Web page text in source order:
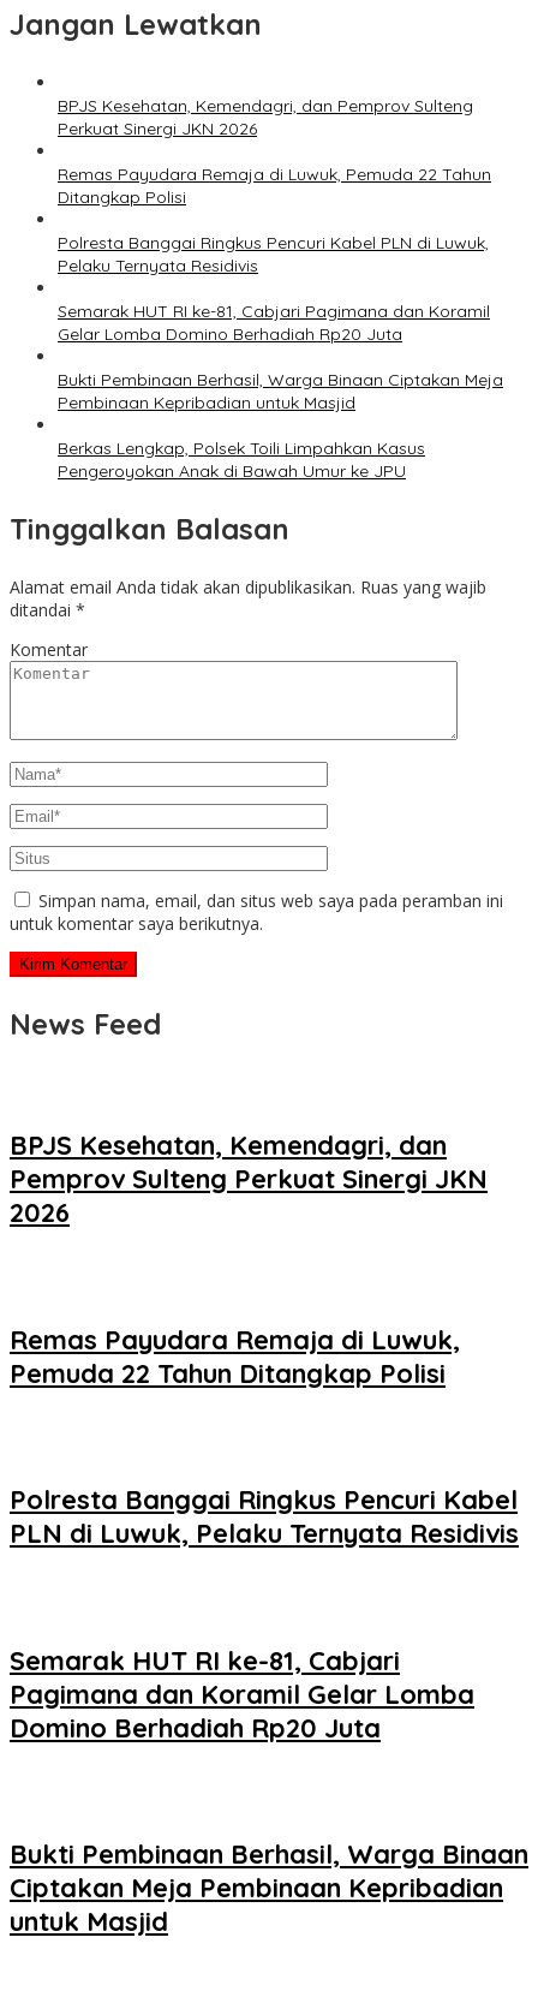
Jangan Lewatkan
BPJS Kesehatan, Kemendagri, dan Pemprov Sulteng
Perkuat Sinergi JKN 2026
Remas Payudara Remaja di Luwuk, Pemuda 22 Tahun
Ditangkap Polisi
Polresta Banggai Ringkus Pencuri Kabel PLN di Luwuk,
Pelaku Ternyata Residivis
Semarak HUT RI ke-81, Cabjari Pagimana dan Koramil
Gelar Lomba Domino Berhadiah Rp20 Juta
Bukti Pembinaan Berhasil, Warga Binaan Ciptakan Meja
Pembinaan Kepribadian untuk Masjid
Berkas Lengkap, Polsek Toili Limpahkan Kasus
Pengeroyokan Anak di Bawah Umur ke JPU
Tinggalkan Balasan
Alamat email Anda tidak akan dipublikasikan. Ruas yang wajib
ditandai *
Komentar
Simpan nama, email, dan situs web saya pada peramban ini
untuk komentar saya berikutnya.
News Feed
BPJS Kesehatan, Kemendagri, dan
Pemprov Sulteng Perkuat Sinergi JKN
2026
Remas Payudara Remaja di Luwuk,
Pemuda 22 Tahun Ditangkap Polisi
Polresta Banggai Ringkus Pencuri Kabel
PLN di Luwuk, Pelaku Ternyata Residivis
Semarak HUT RI ke-81, Cabjari
Pagimana dan Koramil Gelar Lomba
Domino Berhadiah Rp20 Juta
Bukti Pembinaan Berhasil, Warga Binaan
Ciptakan Meja Pembinaan Kepribadian
untuk Masjid